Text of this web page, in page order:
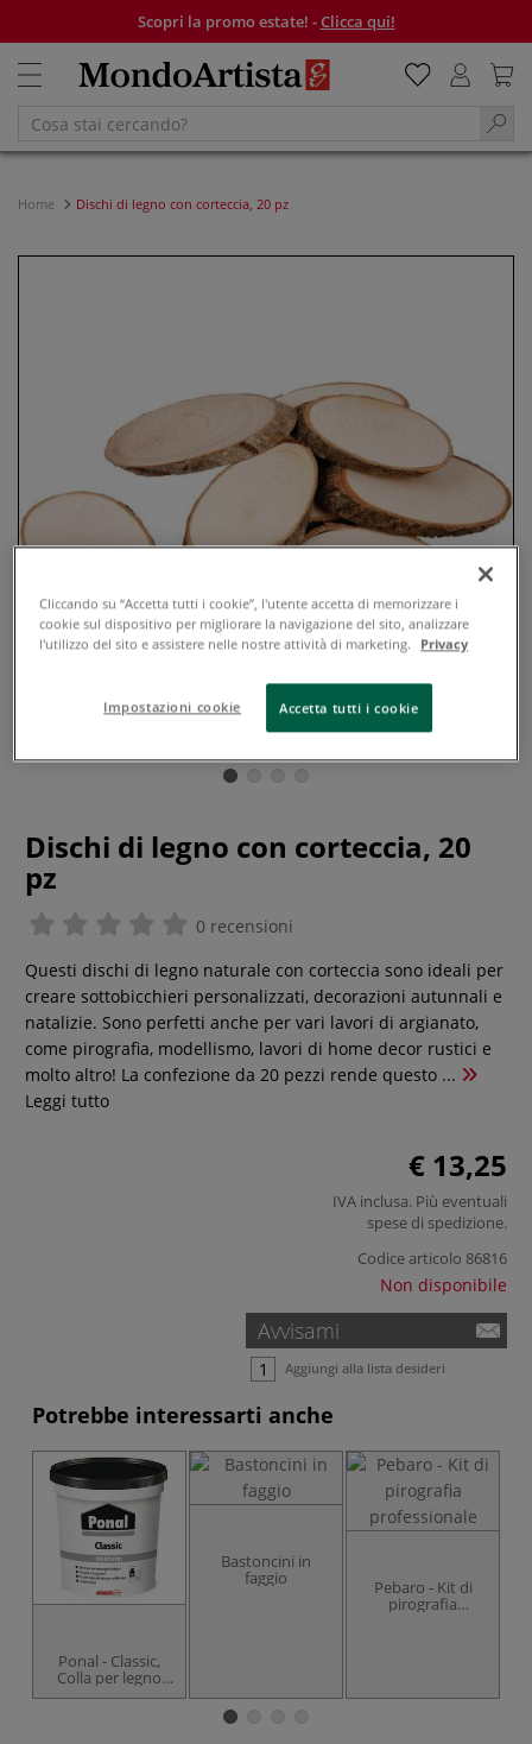
Scopri la promo estate! -Clicca qui!
Home Dischi di legno con corteccia, 20 pz
Dischi di legno con corteccia, 20
pz
0 recensioni
Questi dischi di legno naturale con corteccia sono ideali per
creare sottobicchieri personalizzati, decorazioni autunnali e
natalizie. Sono perfetti anche per vari lavori di argianato,
come pirografia, modellismo, lavori di home decor rustici e
molto altro! La confezione da 20 pezzi rende questo ...
Leggi tutto
€ 13,25
IVA inclusa. Più eventuali
spese di spedizione.
Codice articolo 86816
Non disponibile
Avvisami
Aggiungi alla lista desideri
Potrebbe interessarti anche
Ponal - Classic,
Colla per legno
bianca
Bastoncini in
faggio Pebaro - Kit di
pirografia
Cliccando su “Accetta tutti i cookie”, l'utente accetta di memorizzare i
cookie sul dispositivo per migliorare la navigazione del sito, analizzare
l'utilizzo del sito e assistere nelle nostre attività di marketing.
Privacy
Impostazioni cookie Accetta tutti i cookie